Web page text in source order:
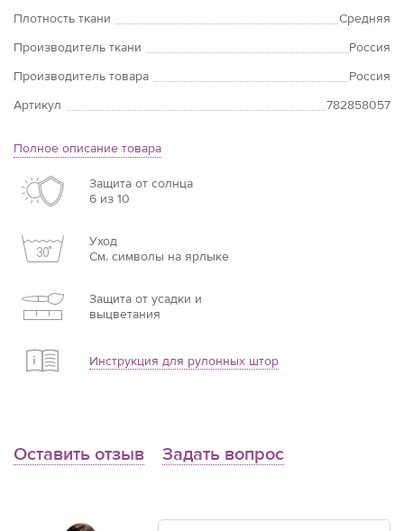
Плотность ткани
Средняя
Производитель ткани
Россия
Производитель товара
Россия
Артикул
782858057
Полное описание товара
Защита от солнца
6 из 10
Уход
См. символы на ярлыке
Защита от усадки и
выцветания
Инструкция для рулонных штор
Оставить отзыв Задать вопрос